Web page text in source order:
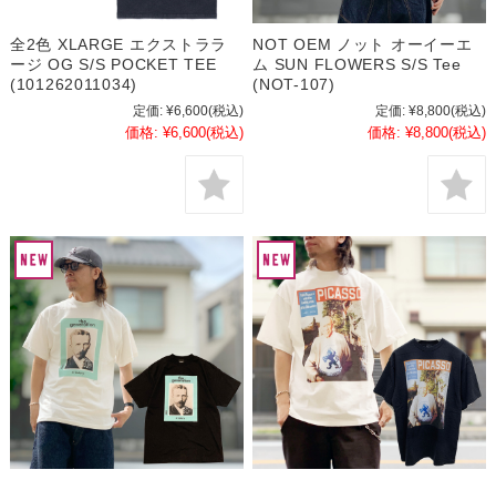
全2色 XLARGE エクストララ
ージ OG S/S POCKET TEE
(101262011034)
定価: ¥6,600(税込)
価格: ¥6,600(税込)
NOT OEM ノット オーイーエ
ム SUN FLOWERS S/S Tee
(NOT-107)
定価: ¥8,800(税込)
価格: ¥8,800(税込)